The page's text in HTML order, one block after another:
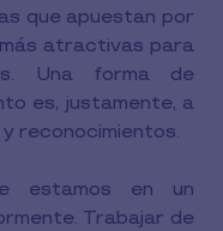
que apuestan por
atractivas para
Una forma de
es, justamente, a
reconocimientos.
estamos en un
Trabajar de